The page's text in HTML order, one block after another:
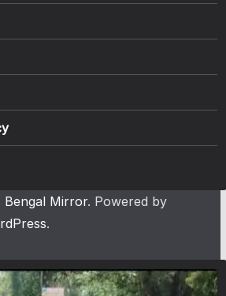
Bengal Mirror. Powered by
.